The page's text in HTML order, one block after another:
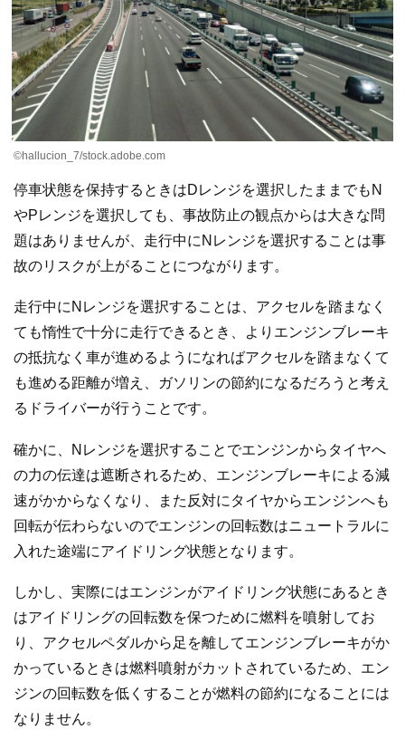
©hallucion_7/stock.adobe.com
停車状態を保持するときはDレンジを選択したままでもN
やPレンジを選択しても、事故防止の観点からは大きな問
題はありませんが、走行中にNレンジを選択することは事
故のリスクが上がることにつながります。
走行中にNレンジを選択することは、アクセルを踏まなく
ても惰性で十分に走行できるとき、よりエンジンブレーキ
の抵抗なく車が進めるようになればアクセルを踏まなくて
も進める距離が増え、ガソリンの節約になるだろうと考え
るドライバーが行うことです。
確かに、Nレンジを選択することでエンジンからタイヤへ
の力の伝達は遮断されるため、エンジンブレーキによる減
速がかからなくなり、また反対にタイヤからエンジンへも
回転が伝わらないのでエンジンの回転数はニュートラルに
入れた途端にアイドリング状態となります。
しかし、実際にはエンジンがアイドリング状態にあるとき
はアイドリングの回転数を保つために燃料を噴射してお
り、アクセルペダルから足を離してエンジンブレーキがか
かっているときは燃料噴射がカットされているため、エン
ジンの回転数を低くすることが燃料の節約になることには
なりません。